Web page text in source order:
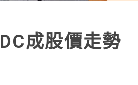
成股價走勢